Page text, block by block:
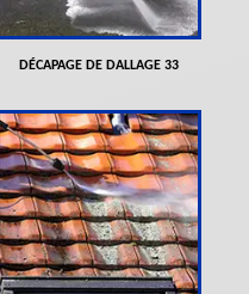
DÉCAPAGE DE DALLAGE 33